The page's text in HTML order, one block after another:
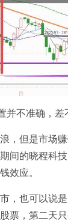
并不准确，差
，但是市场
间的晓程科
效应。
，也可以说
票，第二天